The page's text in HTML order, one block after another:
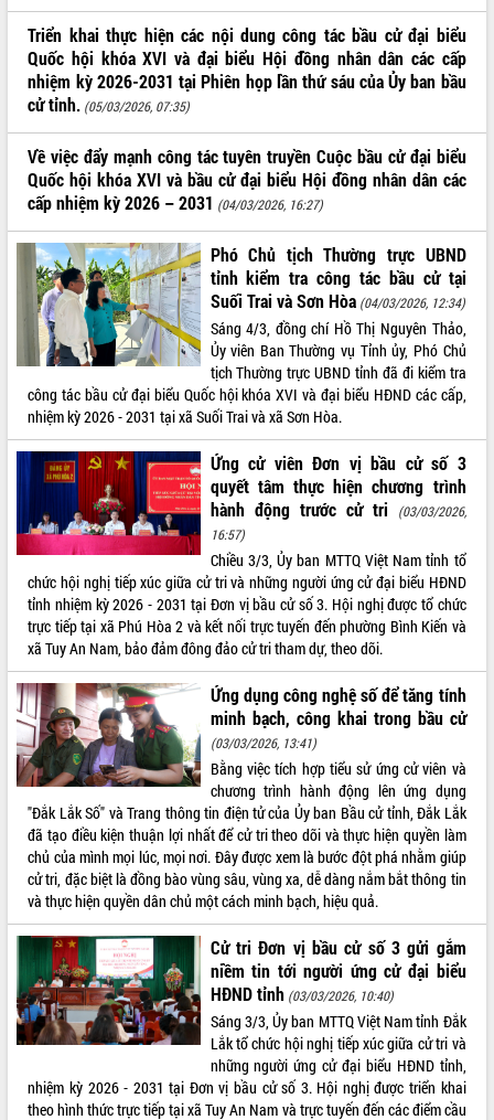
Triển khai thực hiện các nội dung công tác bầu cử đại biểu
Quốc hội khóa XVI và đại biểu Hội đồng nhân dân các cấp
nhiệm kỳ 2026-2031 tại Phiên họp lần thứ sáu của Ủy ban bầu
cử tỉnh. (05/03/2026, 07:35)
Về việc đẩy mạnh công tác tuyên truyền Cuộc bầu cử đại biểu
Quốc hội khóa XVI và bầu cử đại biểu Hội đồng nhân dân các
cấp nhiệm kỳ 2026 – 2031 (04/03/2026, 16:27)
Phó Chủ tịch Thường trực UBND
tỉnh kiểm tra công tác bầu cử tại
Suối Trai và Sơn Hòa (04/03/2026, 12:34)
Sáng 4/3, đồng chí Hồ Thị Nguyên Thảo,
Ủy viên Ban Thường vụ Tỉnh ủy, Phó Chủ
tịch Thường trực UBND tỉnh đã đi kiểm tra
công tác bầu cử đại biểu Quốc hội khóa XVI và đại biểu HĐND các cấp,
nhiệm kỳ 2026 - 2031 tại xã Suối Trai và xã Sơn Hòa.
Ứng cử viên Đơn vị bầu cử số 3
quyết tâm thực hiện chương trình
hành động trước cử tri
(03/03/2026,
16:57)
Chiều 3/3, Ủy ban MTTQ Việt Nam tỉnh tổ
chức hội nghị tiếp xúc giữa cử tri và những người ứng cử đại biểu HĐND
tỉnh nhiệm kỳ 2026 - 2031 tại Đơn vị bầu cử số 3. Hội nghị được tổ chức
trực tiếp tại xã Phú Hòa 2 và kết nối trực tuyến đến phường Bình Kiến và
xã Tuy An Nam, bảo đảm đông đảo cử tri tham dự, theo dõi.
Ứng dụng công nghệ số để tăng tính
minh bạch, công khai trong bầu cử
(03/03/2026, 13:41)
Bằng việc tích hợp tiểu sử ứng cử viên và
chương trình hành động lên ứng dụng
"Đắk Lắk Số" và Trang thông tin điện tử của Ủy ban Bầu cử tỉnh, Đắk Lắk
đã tạo điều kiện thuận lợi nhất để cử tri theo dõi và thực hiện quyền làm
chủ của mình mọi lúc, mọi nơi. Đây được xem là bước đột phá nhằm giúp
cử tri, đặc biệt là đồng bào vùng sâu, vùng xa, dễ dàng nắm bắt thông tin
và thực hiện quyền dân chủ một cách minh bạch, hiệu quả.
Cử tri Đơn vị bầu cử số 3 gửi gắm
niềm tin tới người ứng cử đại biểu
HĐND tỉnh (03/03/2026, 10:40)
Sáng 3/3, Ủy ban MTTQ Việt Nam tỉnh Đắk
Lắk tổ chức hội nghị tiếp xúc giữa cử tri và
những người ứng cử đại biểu HĐND tỉnh,
nhiệm kỳ 2026 - 2031 tại Đơn vị bầu cử số 3. Hội nghị được triển khai
theo hình thức trực tiếp tại xã Tuy An Nam và trực tuyến đến các điểm cầu